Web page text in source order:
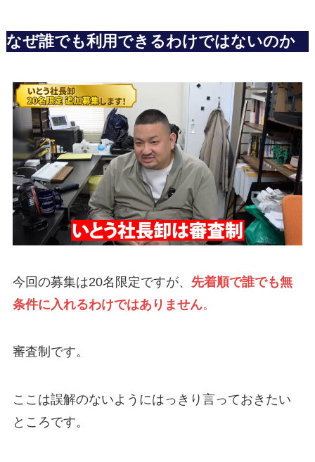
なぜ誰でも利用できるわけではないのか
今回の募集は20名限定ですが、 先着順で誰でも無
条件に入れるわけではありません。
審査制です。
ここは誤解のないようにはっきり言っておきたい
ところです。